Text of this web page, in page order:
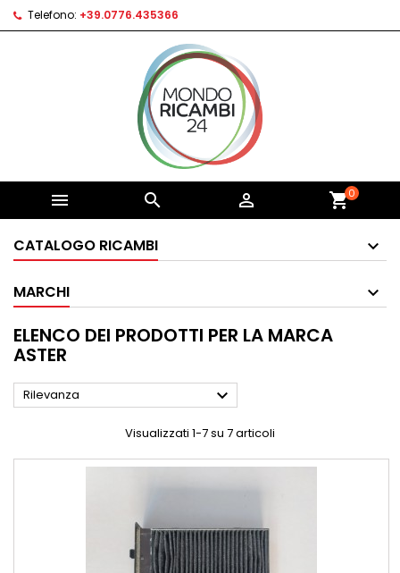
Telefono: +39.0776.435366
   shopping_cart0
CATALOGO RICAMBI
MARCHI
ELENCO DEI PRODOTTI PER LA MARCA
ASTER
Rilevanza 
Visualizzati 1-7 su 7 articoli